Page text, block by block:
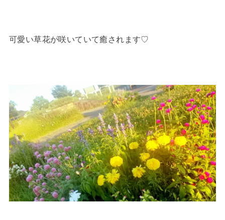
可愛い草花が咲いていて癒されます♡